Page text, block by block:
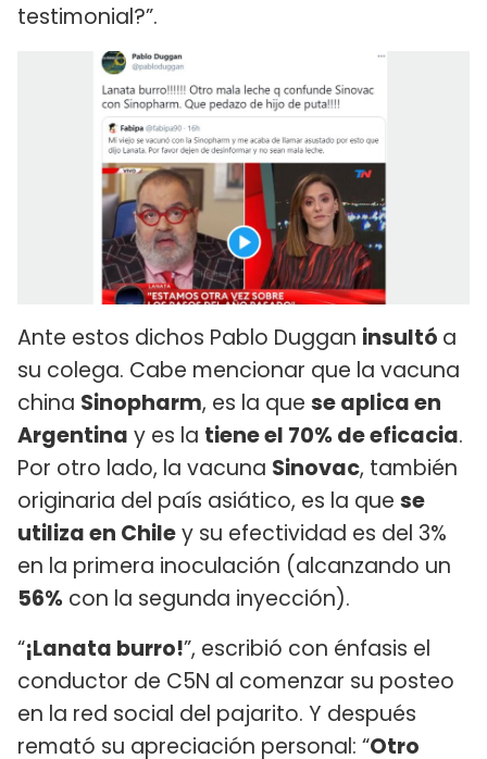
testimonial?”.
Ante estos dichos Pablo Duggan insultó a
su colega. Cabe mencionar que la vacuna
china Sinopharm, es la que se aplica en
Argentina y es la tiene el 70% de eficacia.
Por otro lado, la vacuna Sinovac, también
originaria del país asiático, es la que se
utiliza en Chiley su efectividad es del 3%
en la primera inoculación (alcanzando un
56% con la segunda inyección).
“¡Lanata burro!”, escribió con énfasis el
conductor de C5N al comenzar su posteo
en la red social del pajarito. Y después
remató su apreciación personal: “Otro